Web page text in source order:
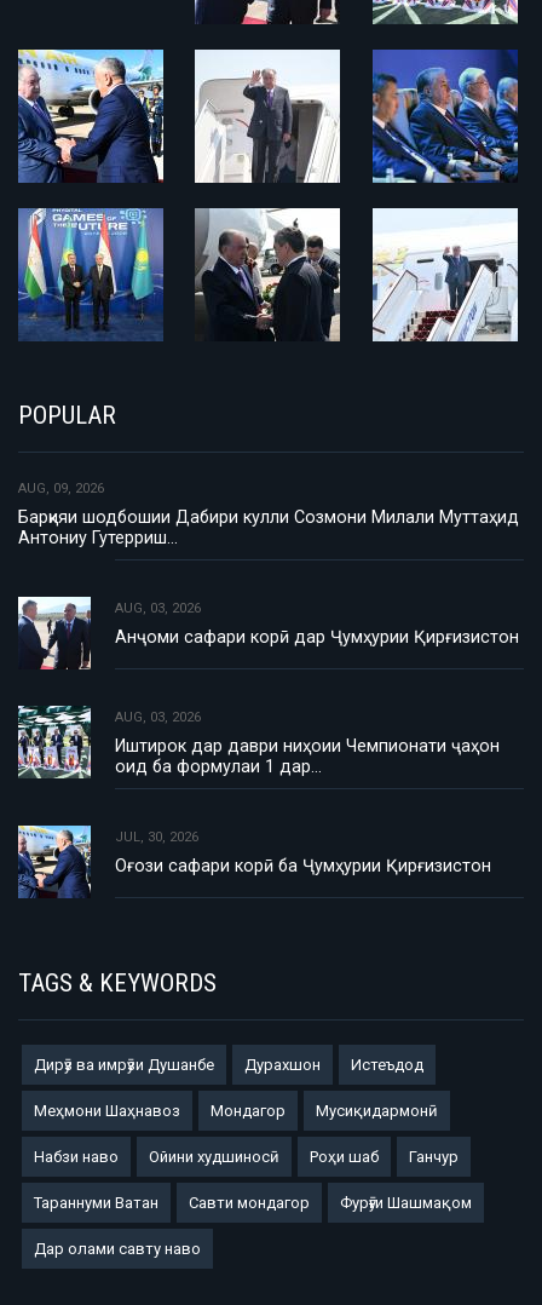
POPULAR
AUG, 09, 2026
Барқияи шодбошии Дабири кулли Созмони Милали Муттаҳид
Антониу Гутерриш…
AUG, 03, 2026
Анҷоми сафари корӣ дар Ҷумҳурии Қирғизистон
AUG, 03, 2026
Иштирок дар даври ниҳоии Чемпионати ҷаҳон
оид ба формулаи 1 дар…
JUL, 30, 2026
Оғози сафари корӣ ба Ҷумҳурии Қирғизистон
TAGS & KEYWORDS
Дирӯз ва имрӯзи Душанбе Дурахшон Истеъдод
Меҳмони Шаҳнавоз Мондагор Мусиқидармонӣ
Набзи наво Ойини худшиносӣ Роҳи шаб Ганчур
Тараннуми Ватан Савти мондагор Фурӯғи Шашмақом
Дар олами савту наво